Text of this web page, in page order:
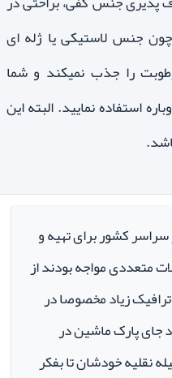
جنس لاستیکی یا ژله ای
را جذب نمیکند و شما
استفاده نمایید. البته این
سراسر کشور برای تهیه و
متعددی مواجه بودند از
زیاد مخصوصا در
جای پارک ماشین در
نقلیه خودشان تا بفکر